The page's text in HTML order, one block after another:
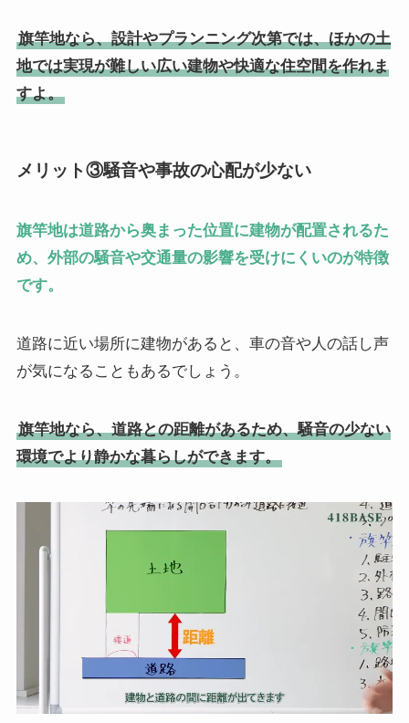
旗竿地なら、設計やプランニング次第では、ほかの土
地では実現が難しい広い建物や快適な住空間を作れま
すよ。
メリット③騒音や事故の心配が少ない
旗竿地は道路から奥まった位置に建物が配置されるた
め、外部の騒音や交通量の影響を受けにくいのが特徴
です。
道路に近い場所に建物があると、車の音や人の話し声
が気になることもあるでしょう。
旗竿地なら、道路との距離があるため、騒音の少ない
環境でより静かな暮らしができます。